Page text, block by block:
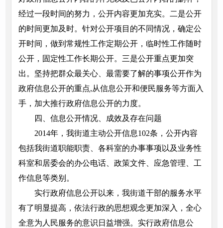
经过一段时间的努力，公开内容更加充实。二是公开
的时间更加及时。针对公开项目的不同情况，确定公
开时间，做到常规性工作定期公开，临时性工作随时
公开，固定性工作长期公开。三是公开重点更加突
出。坚持把群众最关心、最需要了解的事项公开作为
政府信息公开的重点,从信息公开和便民服务等方面入
手，加大推行政府信息公开的力度。
四、信息公开情况、成效及存在问题
2014年，我街道主动公开信息102条，公开内容
包括我街道职能职责、各科室的办事事项以及业务性
科室和居委会的办公电话、政策文件、应急管理、工
作信息等类别。
实行政府信息公开以来，我街道干部的服务水平
有了明显提高，依法行政的思想观念更加深入，全心
全意为人民服务的意识日益增强。实行政府信息公